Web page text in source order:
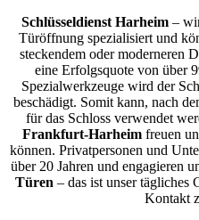
Schlüsseldienst Harheim –
Türöffnung spezialisiert und
steckendem oder moderneren
eine Erfolgsquote von über
Spezialwerkzeuge wird der
beschädigt. Somit kann, nach
für das Schloss verwendet
Frankfurt-Harheim freuen
können. Privatpersonen und
über 20 Jahren und engagieren
Türen – das ist unser tägliches
Kontakt